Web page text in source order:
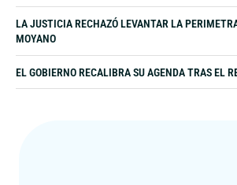
LA JUSTICIA RECHAZÓ LEVANTAR LA
MOYANO
EL GOBIERNO RECALIBRA SU AGENDA TRAS EL